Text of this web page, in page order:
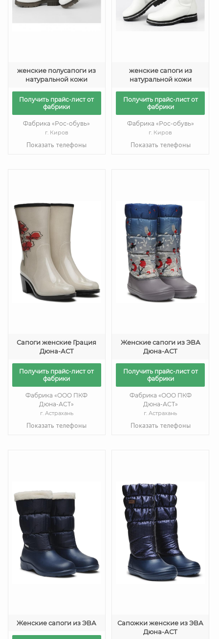
женские полусапоги из
натуральной кожи
Получить прайс-лист от
фабрики
Фабрика «Рос-обувь»
г. Киров
Показать телефоны
женские сапоги из
натуральной кожи
Получить прайс-лист от
фабрики
Фабрика «Рос-обувь»
г. Киров
Показать телефоны
Сапоги женские Грация
Дюна-АСТ
Получить прайс-лист от
фабрики
Фабрика «ООО ПКФ
Дюна-АСТ»
г. Астрахань
Показать телефоны
Женские сапоги из ЭВА
Дюна-АСТ
Получить прайс-лист от
фабрики
Фабрика «ООО ПКФ
Дюна-АСТ»
г. Астрахань
Показать телефоны
Женские сапоги из ЭВА
Сапожки женские из ЭВА
Дюна-АСТ